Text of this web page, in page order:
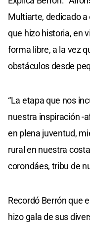
Multiarte, dedicado
que hizo historia, en
forma libre, a la vez
obstáculos desde
“La etapa que nos
nuestra inspiración -
en plena juventud,
rural en nuestra
corondáes, tribu de
Recordó Berrón que
hizo gala de sus